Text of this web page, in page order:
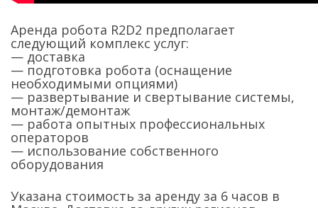
Аренда робота R2D2 предполагает
следующий комплекс услуг:
— доставка
— подготовка робота (оснащение
необходимыми опциями)
— развертывание и свертывание системы,
монтаж/демонтаж
— работа опытных профессиональных
операторов
— использование собственного
оборудования
Указана стоимость за аренду за 6 часов в